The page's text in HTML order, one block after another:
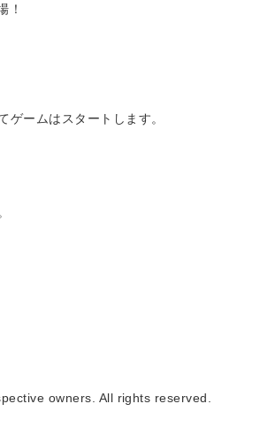
！
ームはスタートします。
owners. All rights reserved.